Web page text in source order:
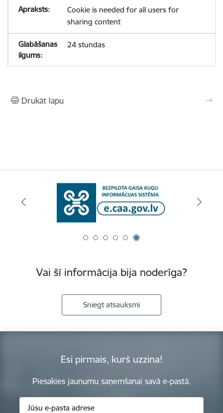
Cookie is needed for all users for
sharing content
24 stundas
Drukāt lapu
Vai šī informācija bija noderīga?
Sniegt atsauksmi
Esi pirmais, kurš uzzina!
Piesakies jaunumu saņemšanai savā e-pastā.